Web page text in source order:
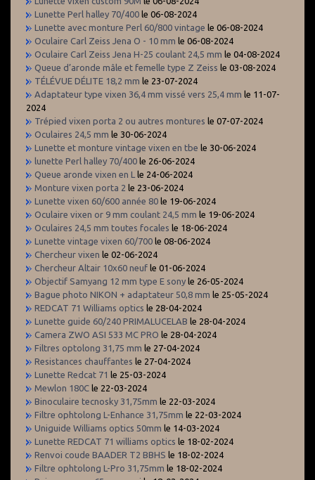
Lunette Perl halley 70/400 le 06-08-2024
Lunette avec monture Perl 60/800 vintage le 06-08-2024
Oculaire Carl Zeiss Jena O - 10 mm le 06-08-2024
Oculaire Carl Zeiss Jena H-25 coulant 24,5 mm le 04-08-2024
Queue d’aronde mâle et femelle type Z Zeiss le 03-08-2024
TÉLÉVUE DÉLITE 18,2 mm le 23-07-2024
Adaptateur type vixen 36,4 mm vissé vers 25,4 mm le 11-07-
2024
Trépied vixen porta 2 ou autres montures le 07-07-2024
Oculaires 24,5 mm le 30-06-2024
Lunette et monture vintage vixen en tbe le 30-06-2024
lunette Perl halley 70/400 le 26-06-2024
Queue aronde vixen en L le 24-06-2024
Monture vixen porta 2 le 23-06-2024
Lunette vixen 60/600 année 80 le 19-06-2024
Oculaire vixen or 9 mm coulant 24,5 mm le 19-06-2024
Oculaires 24,5 mm toutes focales le 18-06-2024
Lunette vintage vixen 60/700 le 08-06-2024
Chercheur vixen le 02-06-2024
Chercheur Altair 10x60 neuf le 01-06-2024
Objectif Samyang 12 mm type E sony le 26-05-2024
Bague photo NIKON + adaptateur 50,8 mm le 25-05-2024
REDCAT 71 Williams optics le 28-04-2024
Lunette guide 60/240 PRIMALUCELAB le 28-04-2024
Camera ZWO ASI 533 MC PRO le 28-04-2024
Filtres optolong 31,75 mm le 27-04-2024
Resistances chauffantes le 27-04-2024
Lunette Redcat 71 le 25-03-2024
Mewlon 180C le 22-03-2024
Binoculaire tecnosky 31,75mm le 22-03-2024
Filtre ophtolong L-Enhance 31,75mm le 22-03-2024
Uniguide Williams optics 50mm le 14-03-2024
Lunette REDCAT 71 williams optics le 18-02-2024
Renvoi coude BAADER T2 BBHS le 18-02-2024
Filtre ophtolong L-Pro 31,75mm le 18-02-2024